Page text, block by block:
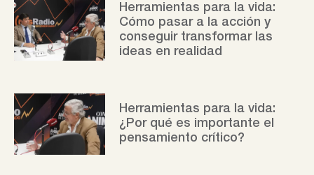
Herramientas para la vida:
Cómo pasar a la acción y
conseguir transformar las
ideas en realidad
Herramientas para la vida:
¿Por qué es importante el
pensamiento crítico?